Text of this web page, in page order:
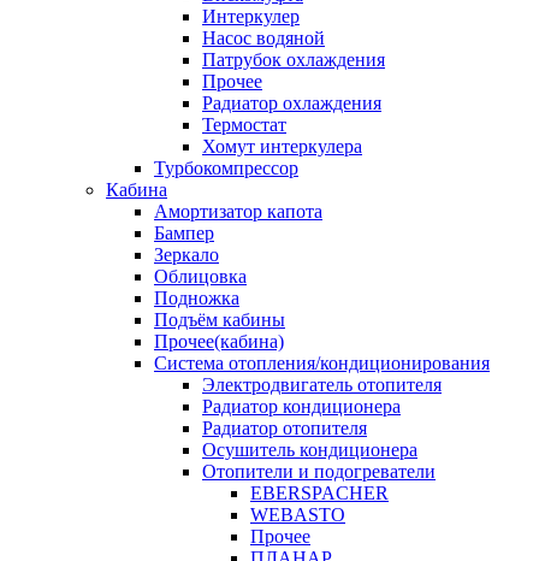
Интеркулер
Насос водяной
Патрубок охлаждения
Прочее
Радиатор охлаждения
Термостат
Хомут интеркулера
Турбокомпрессор
Кабина
Амортизатор капота
Бампер
Зеркало
Облицовка
Подножка
Подъём кабины
Прочее(кабина)
Система отопления/кондиционирования
Электродвигатель отопителя
Радиатор кондиционера
Радиатор отопителя
Осушитель кондиционера
Отопители и подогреватели
EBERSPACHER
WEBASTO
Прочее